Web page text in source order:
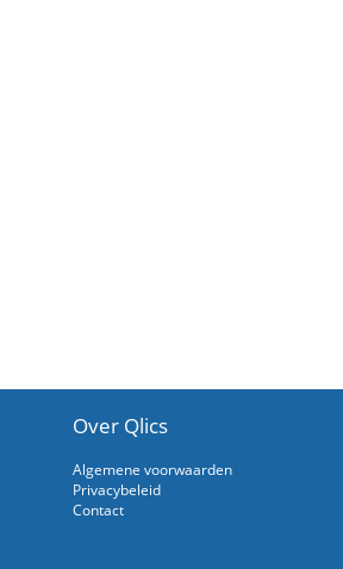
Over Qlics
Algemene voorwaarden
Privacybeleid
Contact